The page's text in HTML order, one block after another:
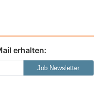
erhalten:
Job Newsletter